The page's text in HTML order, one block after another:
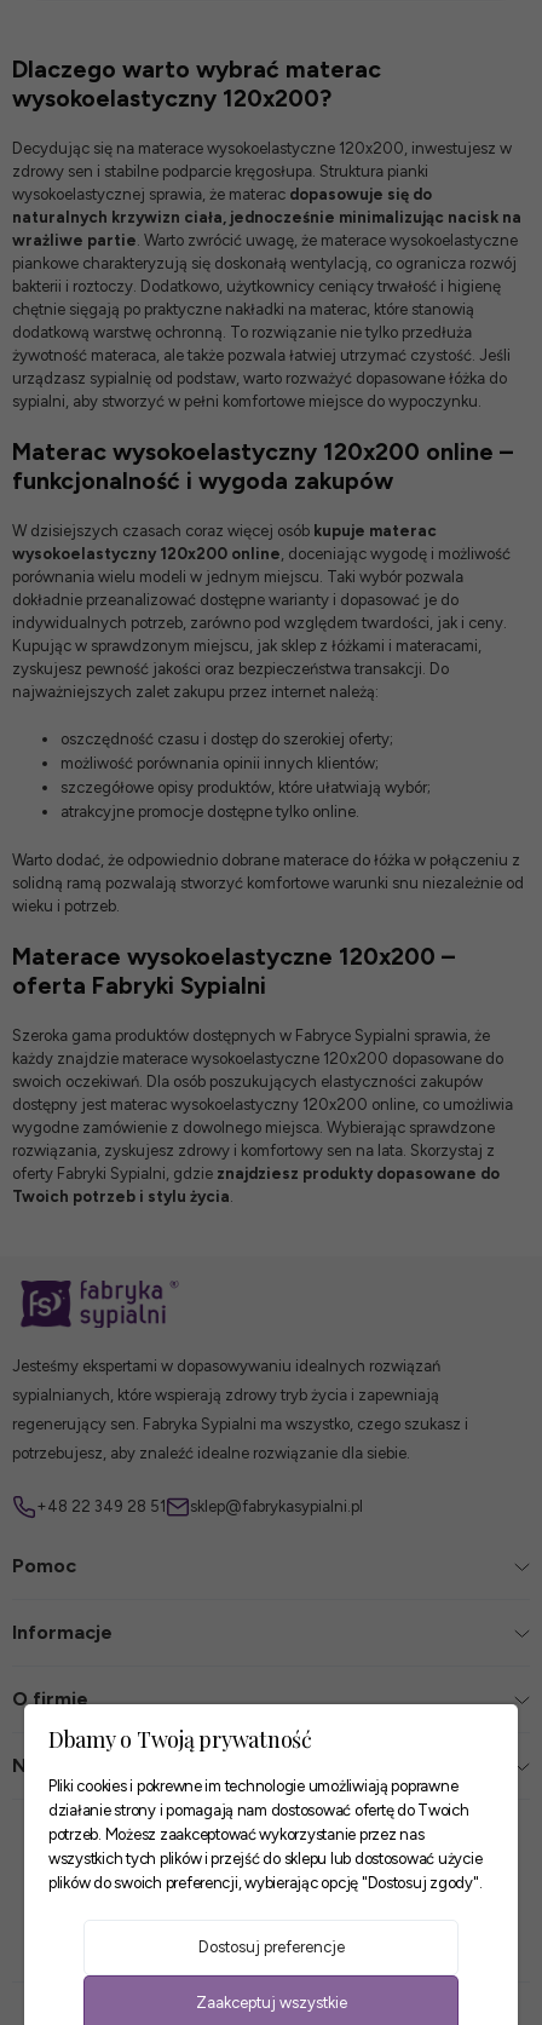
Dlaczego warto wybrać materac
wysokoelastyczny 120x200?
Decydując się na materace wysokoelastyczne 120x200, inwestujesz w
zdrowy sen i stabilne podparcie kręgosłupa. Struktura pianki
wysokoelastycznej sprawia, że materac dopasowuje się do
naturalnych krzywizn ciała, jednocześnie minimalizując nacisk na
wrażliwe partie . Warto zwrócić uwagę, że materace wysokoelastyczne
piankowe charakteryzują się doskonałą wentylacją, co ogranicza rozwój
bakterii i roztoczy. Dodatkowo, użytkownicy ceniący trwałość i higienę
chętnie sięgają po praktyczne nakładki na materac , które stanowią
dodatkową warstwę ochronną. To rozwiązanie nie tylko przedłuża
żywotność materaca, ale także pozwala łatwiej utrzymać czystość. Jeśli
urządzasz sypialnię od podstaw, warto rozważyć dopasowane łóżka do
sypialni , aby stworzyć w pełni komfortowe miejsce do wypoczynku.
Materac wysokoelastyczny 120x200 online –
funkcjonalność i wygoda zakupów
W dzisiejszych czasach coraz więcej osób kupuje materac
wysokoelastyczny 120x200 online , doceniając wygodę i możliwość
porównania wielu modeli w jednym miejscu. Taki wybór pozwala
dokładnie przeanalizować dostępne warianty i dopasować je do
indywidualnych potrzeb, zarówno pod względem twardości, jak i ceny.
Kupując w sprawdzonym miejscu, jak sklep z łóżkami i materacami
zyskujesz pewność jakości oraz bezpieczeństwa transakcji. Do
najważniejszych zalet zakupu przez internet należą:
oszczędność czasu i dostęp do szerokiej oferty;
możliwość porównania opinii innych klientów;
szczegółowe opisy produktów, które ułatwiają wybór;
atrakcyjne promocje dostępne tylko online.
Warto dodać, że odpowiednio dobrane materace do łóżka w połączeniu z
solidną ramą pozwalają stworzyć komfortowe warunki snu niezależnie od
wieku i potrzeb.
Materace wysokoelastyczne 120x200 –
oferta Fabryki Sypialni
Szeroka gama produktów dostępnych w Fabryce Sypialni sprawia, że
każdy znajdzie materace wysokoelastyczne 120x200 dopasowane do
swoich oczekiwań. Dla osób poszukujących elastyczności zakupów
dostępny jest materac wysokoelastyczny 120x200 online, co umożliwia
wygodne zamówienie z dowolnego miejsca. Wybierając sprawdzone
rozwiązania, zyskujesz zdrowy i komfortowy sen na lata. Skorzystaj z
oferty Fabryki Sypialni, gdzie znajdziesz produkty dopasowane do
Twoich potrzeb i stylu życia
Jesteśmy ekspertami w dopasowywaniu idealnych rozwiązań
sypialnianych, które wspierają zdrowy tryb życia i zapewniają
regenerujący sen. Fabryka Sypialni ma wszystko, czego szukasz i
potrzebujesz, aby znaleźć idealne rozwiązanie dla siebie.
+48 22 349 28 51 sklep@fabrykasypialni.pl
Pomoc
Informacje
O firmie
Nasze sklepy
Zaufane płatności
Dbamy o Twoją prywatność
Pliki cookies i pokrewne im technologie umożliwiają poprawne
działanie strony i pomagają nam dostosować ofertę do Twoich
potrzeb. Możesz zaakceptować wykorzystanie przez nas
wszystkich tych plików i przejść do sklepu lub dostosować użycie
plików do swoich preferencji, wybierając opcję "Dostosuj zgody".
Dostosuj preferencje
Zaakceptuj wszystkie